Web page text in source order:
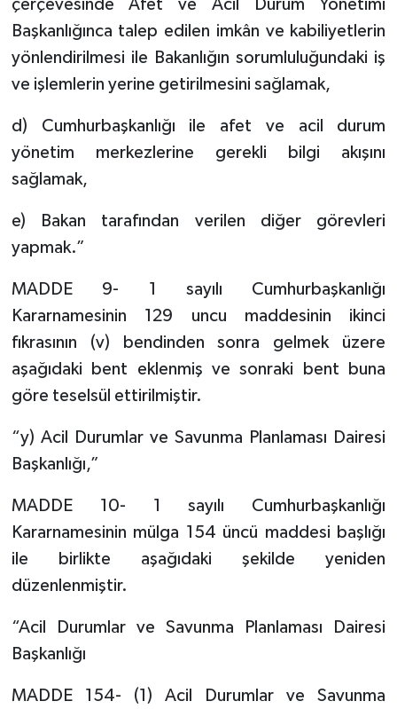
çerçevesinde Afet ve Acil Durum Yönetimi
Başkanlığınca talep edilen imkân ve kabiliyetlerin
yönlendirilmesi ile Bakanlığın sorumluluğundaki iş
ve işlemlerin yerine getirilmesini sağlamak,
d) Cumhurbaşkanlığı ile afet ve acil durum
yönetim merkezlerine gerekli bilgi akışını
sağlamak,
e) Bakan tarafından verilen diğer görevleri
yapmak.”
MADDE 9- 1 sayılı Cumhurbaşkanlığı
Kararnamesinin 129 uncu maddesinin ikinci
fıkrasının (v) bendinden sonra gelmek üzere
aşağıdaki bent eklenmiş ve sonraki bent buna
göre teselsül ettirilmiştir.
“y) Acil Durumlar ve Savunma Planlaması Dairesi
Başkanlığı,”
MADDE 10- 1 sayılı Cumhurbaşkanlığı
Kararnamesinin mülga 154 üncü maddesi başlığı
ile birlikte aşağıdaki şekilde yeniden
düzenlenmiştir.
“Acil Durumlar ve Savunma Planlaması Dairesi
Başkanlığı
MADDE 154- (1) Acil Durumlar ve Savunma